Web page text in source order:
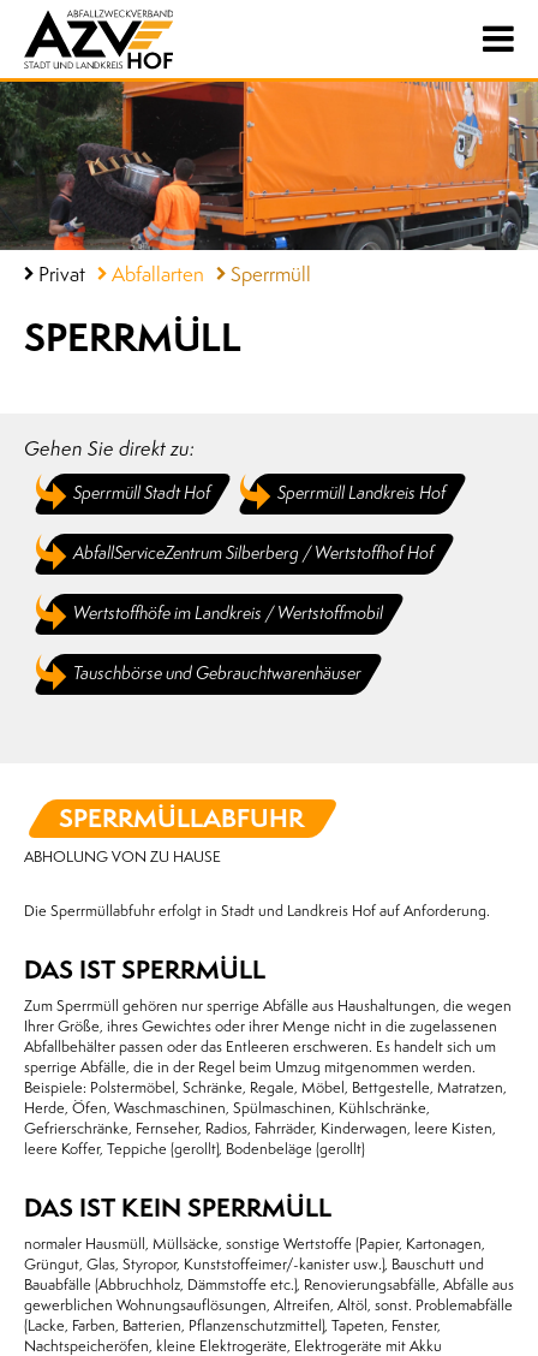
Privat Abfallarten Sperrmüll
SPERRMÜLL
Gehen Sie direkt zu:
Sperrmüll Stadt Hof Sperrmüll Landkreis Hof
AbfallServiceZentrum Silberberg / Wertstoffhof Hof
Wertstoffhöfe im Landkreis / Wertstoffmobil
Tauschbörse und Gebraucht­warenhäuser
SPERRMÜLLABFUHR
ABHOLUNG VON ZU HAUSE
Die Sperrmüllabfuhr erfolgt in Stadt und Landkreis Hof auf Anforderung.
DAS IST SPERRMÜLL
Zum Sperrmüll gehören nur sperrige Abfälle aus Haushaltungen, die wegen
Ihrer Größe, ihres Gewichtes oder ihrer Menge nicht in die zugelassenen
Abfallbehälter passen oder das Entleeren erschweren. Es handelt sich um
sperrige Abfälle, die in der Regel beim Umzug mitgenommen werden.
Beispiele: Polstermöbel, Schränke, Regale, Möbel, Bettgestelle, Matratzen,
Herde, Öfen, Waschmaschinen, Spülmaschinen, Kühlschränke,
Gefrierschränke, Fernseher, Radios, Fahrräder, Kinderwagen, leere Kisten,
leere Koffer, Teppiche (gerollt), Bodenbeläge (gerollt)
DAS IST KEIN SPERRMÜLL
normaler Hausmüll, Müllsäcke, sonstige Wertstoffe (Papier, Kartonagen,
Grüngut, Glas, Styropor, Kunststoffeimer/-kanister usw.), Bauschutt und
Bauabfälle (Abbruchholz, Dämmstoffe etc.), Renovierungsabfälle, Abfälle aus
gewerblichen Wohnungsauflösungen, Altreifen, Altöl, sonst. Problemabfälle
(Lacke, Farben, Batterien, Pflanzenschutzmittel), Tapeten, Fenster,
Nachtspeicheröfen, kleine Elektrogeräte, Elektrogeräte mit Akku